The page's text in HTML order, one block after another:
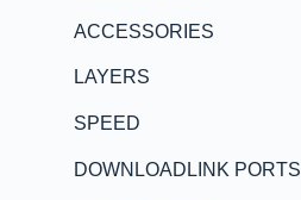
ACCESSORIES
LAYERS
SPEED
DOWNLOADLINK PORTS